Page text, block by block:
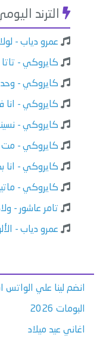
الترند
عمرو دياب - لولا
كايروكي - تاتا
كايروكي -
كايروكي - انا
كايروكي -
كايروكي - مت
كايروكي - انا
كايروكي -
تامر عاشور -
عمرو دياب -
انضم لينا علي الواتس
البومات 2026
اغاني عيد ميلاد